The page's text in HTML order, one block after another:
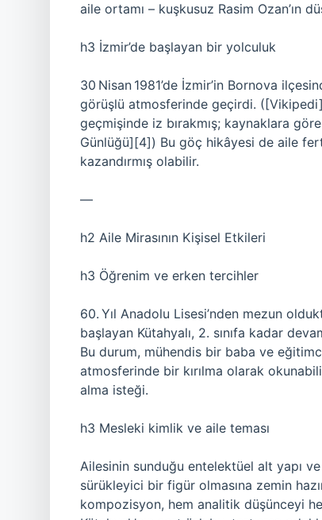
aile ortamı – kuşkusuz Rasim Ozan’ın
h3 İzmir’de başlayan bir yolculuk
30 Nisan 1981’de İzmir’in Bornova
görüşlü atmosferinde geçirdi.
geçmişinde iz bırakmış; kaynaklara
Günlüğü][4]) Bu göç hikâyesi de aile
kazandırmış olabilir.
—
h2 Aile Mirasının Kişisel Etkileri
h3 Öğrenim ve erken tercihler
60. Yıl Anadolu Lisesi’nden mezun
başlayan Kütahyalı, 2. sınıfa kadar
Bu durum, mühendis bir baba ve
atmosferinde bir kırılma olarak
alma isteği.
h3 Mesleki kimlik ve aile teması
Ailesinin sunduğu entelektüel alt yapı ve
sürükleyici bir figür olmasına zemin
kompozisyon, hem analitik düşünceyi